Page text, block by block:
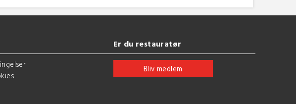
Er du restauratør
Bliv medlem